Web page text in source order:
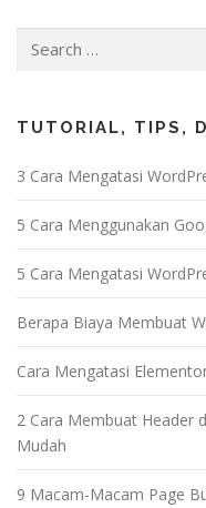
TUTORIAL, TIPS,
3 Cara Mengatasi
5 Cara Menggunakan
5 Cara Mengatasi
Berapa Biaya Membuat
Cara Mengatasi
2 Cara Membuat Header
Mudah
9 Macam-Macam Page